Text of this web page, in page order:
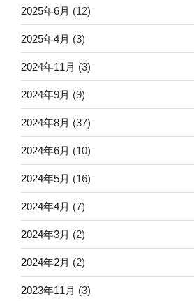
2025年6月 (12)
2025年4月 (3)
2024年11月 (3)
2024年9月 (9)
2024年8月 (37)
2024年6月 (10)
2024年5月 (16)
2024年4月 (7)
2024年3月 (2)
2024年2月 (2)
2023年11月 (3)